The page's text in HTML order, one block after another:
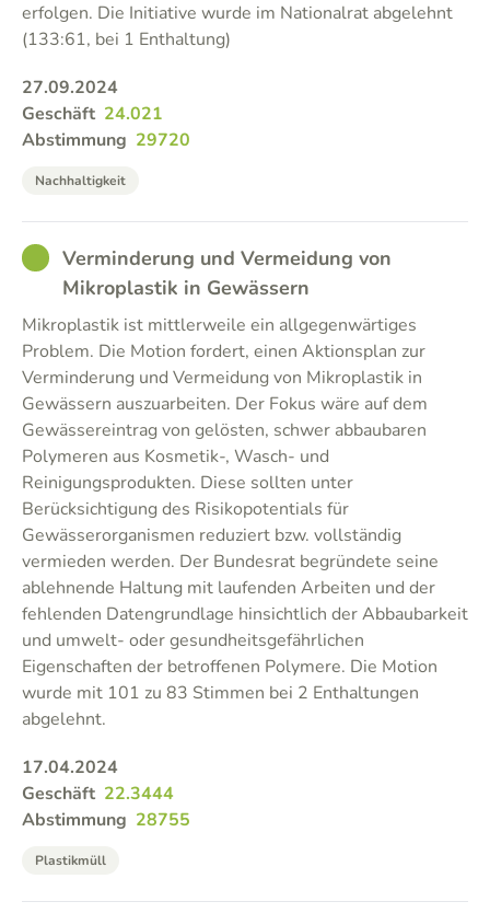
erfolgen. Die Initiative wurde im Nationalrat abgelehnt
(133:61, bei 1 Enthaltung)
27.09.2024
Geschäft 24.021
Abstimmung 29720
Nachhaltigkeit
GOODVerminderung und Vermeidung von
Mikroplastik in Gewässern
Mikroplastik ist mittlerweile ein allgegenwärtiges
Problem. Die Motion fordert, einen Aktionsplan zur
Verminderung und Vermeidung von Mikroplastik in
Gewässern auszuarbeiten. Der Fokus wäre auf dem
Gewässereintrag von gelösten, schwer abbaubaren
Polymeren aus Kosmetik-, Wasch- und
Reinigungsprodukten. Diese sollten unter
Berücksichtigung des Risikopotentials für
Gewässerorganismen reduziert bzw. vollständig
vermieden werden. Der Bundesrat begründete seine
ablehnende Haltung mit laufenden Arbeiten und der
fehlenden Datengrundlage hinsichtlich der Abbaubarkeit
und umwelt- oder gesundheitsgefährlichen
Eigenschaften der betroffenen Polymere. Die Motion
wurde mit 101 zu 83 Stimmen bei 2 Enthaltungen
abgelehnt.
17.04.2024
Geschäft 22.3444
Abstimmung 28755
Plastikmüll